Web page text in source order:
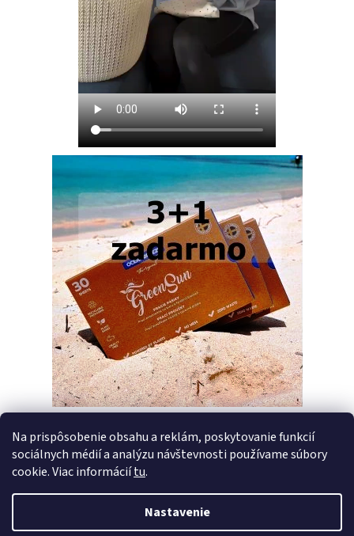
Na prispôsobenie obsahu a reklám, poskytovanie funkcií
sociálnych médií a analýzu návštevnosti používame súbory
cookie. Viac informáciítu.
Nastavenie
PREDCHÁDZAJÚCI ČLÁNOK